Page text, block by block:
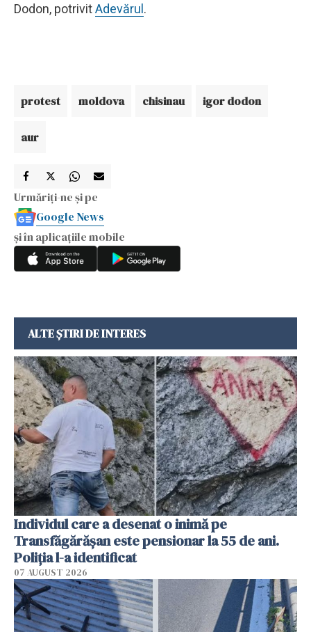
Dodon, potrivitAdevărul.
protest moldova chisinau igor dodon
aur
Urmăriți-ne și pe
Google News
și în aplicațiile mobile
ALTE ȘTIRI DE INTERES
Individul care a desenat o inimă pe
Transfăgărășan este pensionar la 55 de ani.
Poliția l-a identificat
07 AUGUST 2026